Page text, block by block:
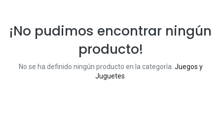
¡No pudimos encontrar ningún
producto!
No se ha definido ningún producto en la categoría. Juegos y
Juguetes.